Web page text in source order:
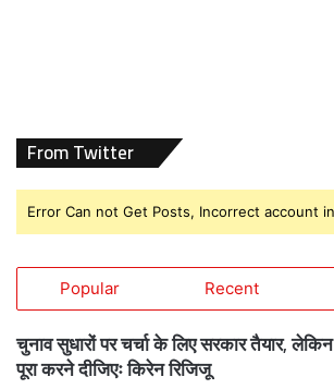
From Twitter
Error Can not Get Posts, Incorrect account
Popular Recent
चुनाव सुधारों पर चर्चा के लिए सरकार तैयार,
पूरा करने दीजिएः किरेन रिजिजू